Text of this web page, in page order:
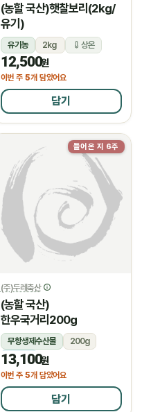
(농할 국산)햇찰보리(2kg/
유기)
유기농 2kg 상온
12,500원
이번 주 5개 담았어요
담기
들어온 지 6주
(주)두레축산
(농할 국산)
한우국거리200g
무항생제수산물
200g
냉장
13,100원
이번 주 5개 담았어요
담기